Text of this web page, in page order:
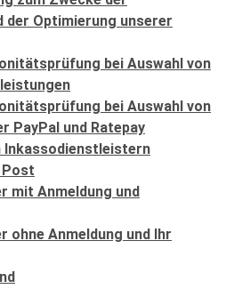
der Optimierung unserer
bei Auswahl von
bei Auswahl von
PayPal und Ratepay
Inkassodienstleistern
Post
mit Anmeldung und
ohne Anmeldung und Ihr